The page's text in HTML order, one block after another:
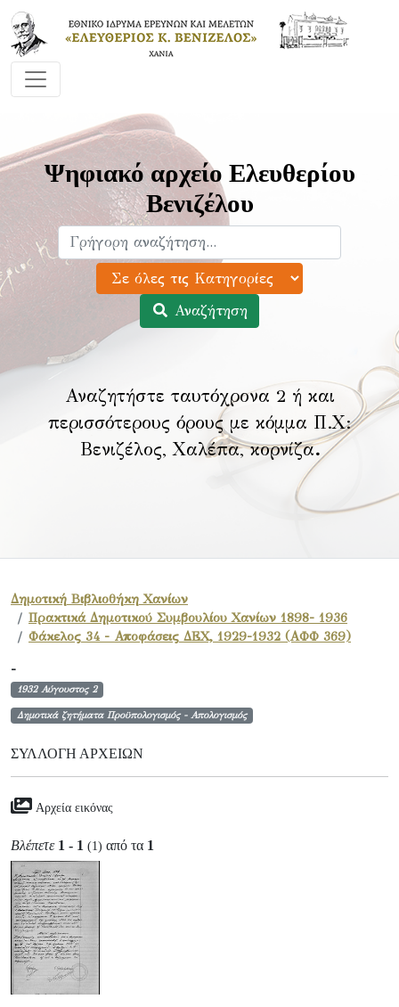
Ψηφιακό αρχείο Ελευθερίου
Βενιζέλου
Αναζήτηση
Αναζητήστε ταυτόχρονα 2 ή και
περισσότερους όρους με κόμμα Π.Χ:
Βενιζέλος, Χαλέπα, κορνίζα.
Δημοτική Βιβλιοθήκη Χανίων
Πρακτικά Δημοτικού Συμβουλίου Χανίων 1898- 1936
Φάκελος 34 - Αποφάσεις ΔΕΧ, 1929-1932 (ΑΦΦ 369)
-
1932 Αύγουστος 2
Δημοτικά ζητήματα Προϋπολογισμός - Απολογισμός
ΣΥΛΛΟΓΉ ΑΡΧΕΊΩΝ
Αρχεία εικόνας
Βλέπετε 1 - 1 (1) από τα 1